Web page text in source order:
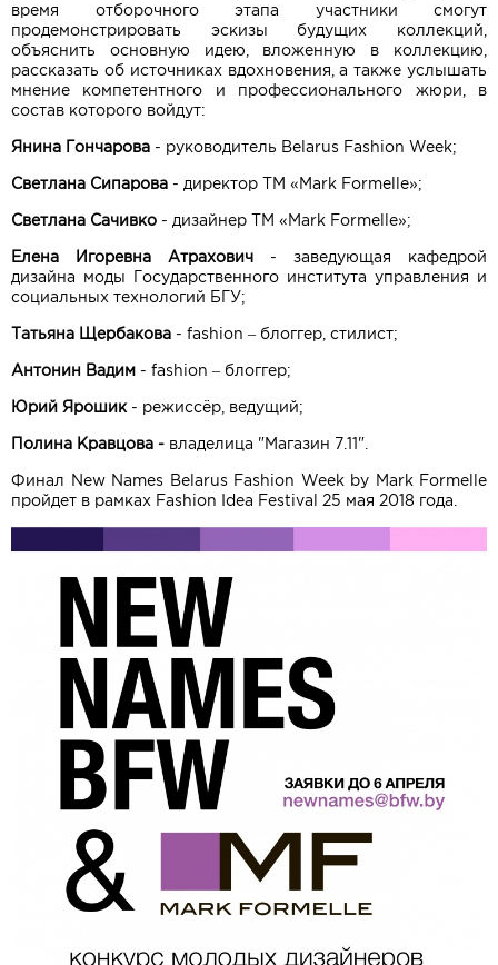
время отборочного этапа участники смогут
продемонстрировать эскизы будущих коллекций,
объяснить основную идею, вложенную в коллекцию,
рассказать об источниках вдохновения, а также услышать
мнение компетентного и профессионального жюри, в
состав которого войдут:
Янина Гончарова - руководитель Belarus Fashion Week;
Светлана Сипарова - директор TM «Mark Formelle»;
Светлана Сачивко - дизайнер TM «Mark Formelle»;
Елена Игоревна Атрахович - заведующая кафедрой
дизайна моды Государственного института управления и
социальных технологий БГУ;
Татьяна Щербакова - fashion – блоггер, стилист;
Антонин Вадим - fashion – блоггер;
Юрий Ярошик- режиссёр, ведущий;
Полина Кравцова - владелица "Магазин 7.11".
Финал New Names Belarus Fashion Week by Mark Formelle
пройдет в рамках Fashion Idea Festival 25 мая 2018 года.